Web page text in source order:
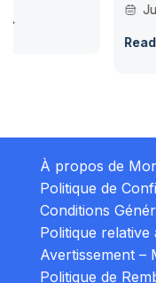
July 13, 2026
À propos de
Politique de
Conditions
Politique relative
Avertissement –
Politique de